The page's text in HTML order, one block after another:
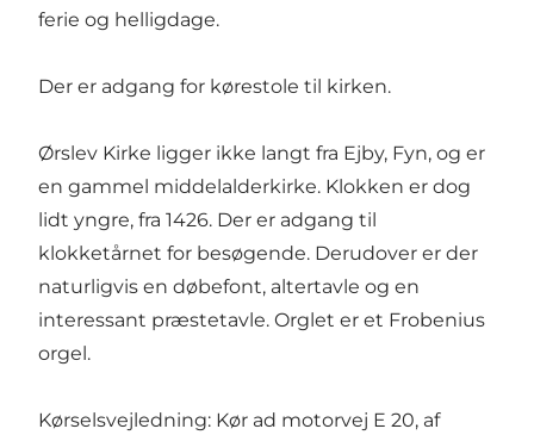
ferie og helligdage.
Der er adgang for kørestole til kirken.
Ørslev Kirke ligger ikke langt fra Ejby, Fyn, og er
en gammel middelalderkirke. Klokken er dog
lidt yngre, fra 1426. Der er adgang til
klokketårnet for besøgende. Derudover er der
naturligvis en døbefont, altertavle og en
interessant præstetavle. Orglet er et Frobenius
orgel.
Kørselsvejledning: Kør ad motorvej E 20, af